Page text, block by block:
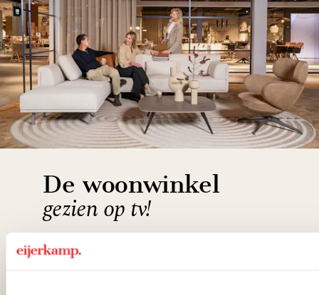
De woonwinkel
gezien op tv!
Wie kent het programma vtwonen